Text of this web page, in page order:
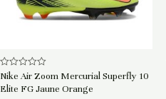
Note
sur
Nike Air Zoom Mercurial Superfly 10
Elite FG Jaune Orange